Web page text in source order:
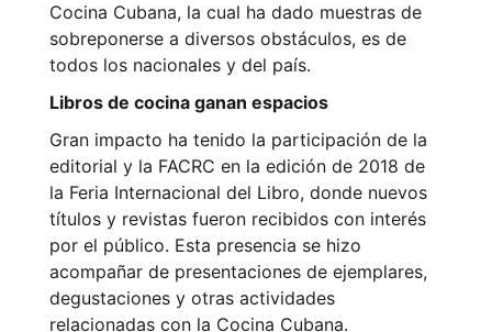
Cocina Cubana, la cual ha dado muestras de
sobreponerse a diversos obstáculos, es de
todos los nacionales y del país.
Libros de cocina ganan espacios
Gran impacto ha tenido la participación de la
editorial y la FACRC en la edición de 2018 de
la Feria Internacional del Libro, donde nuevos
títulos y revistas fueron recibidos con interés
por el público. Esta presencia se hizo
acompañar de presentaciones de ejemplares,
degustaciones y otras actividades
relacionadas con la Cocina Cubana.